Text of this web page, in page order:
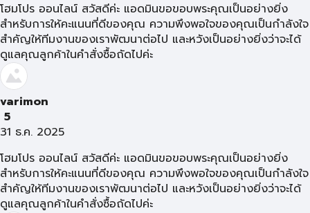
โฮมโปร ออนไลน์ สวัสดีค่ะ แอดมินขอขอบพระคุณเป็นอย่างยิ่ง
สำหรับการให้คะแนนที่ดีของคุณ ความพึงพอใจของคุณเป็นกำลังใจ
สำคัญให้ทีมงานของเราพัฒนาต่อไป และหวังเป็นอย่างยิ่งว่าจะได้
ดูแลคุณลูกค้าในคำสั่งซื้อถัดไปค่ะ
varimon
5
31 ธ.ค. 2025
โฮมโปร ออนไลน์ สวัสดีค่ะ แอดมินขอขอบพระคุณเป็นอย่างยิ่ง
สำหรับการให้คะแนนที่ดีของคุณ ความพึงพอใจของคุณเป็นกำลังใจ
สำคัญให้ทีมงานของเราพัฒนาต่อไป และหวังเป็นอย่างยิ่งว่าจะได้
ดูแลคุณลูกค้าในคำสั่งซื้อถัดไปค่ะ